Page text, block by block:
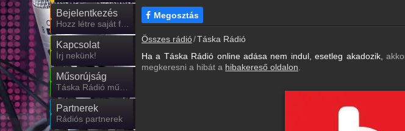
Bejelentkezés
Kapcsolat
Írj nekünk!
Műsorújság
Partnerek
Rádiós partnerek
Megosztás
Összes rádió Táska Rádió
Ha a Táska Rádió online adása nem indul, esetleg akadozik,
megkeresni a hibát a hibakereső oldalon.